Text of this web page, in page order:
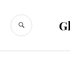
conținut
CĂUTARE